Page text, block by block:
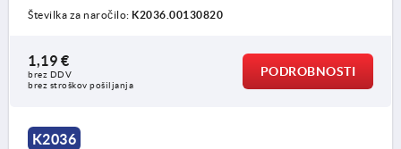
Številka za naročilo: K2036.00130820
1,19 €
brez DDV
brez stroškov pošiljanja
PODROBNOSTI
K2036